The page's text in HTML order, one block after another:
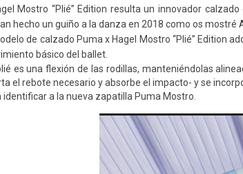
Mostro “Plié” Edition resulta un innovador
hecho un guiño a la danza en 2018 como os mostré
de calzado Puma x Hagel Mostro “Plié” Edition
básico del ballet.
es una flexión de las rodillas, manteniéndolas
el rebote necesario y absorbe el impacto- y se
identificar a la nueva zapatilla Puma Mostro.